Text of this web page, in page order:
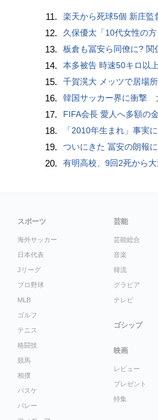
11. 楽天から死球5個 新庄監
12. 久保優太「10代女性の方
13. 板倉も冨安ら同僚に? 関
14. 本多被告 時速50キロ以
15. 千賀滉大 メッツで居場
16. 韓国サッカー界に衝撃 大韓サッカー協会に外国人審判へ
17. FIFA会長 愛人へ多額の
18. 「2010年生まれ」事実
19. ついにきた 冨安の朗報に
20. 有明高校、9回2死から
スポーツ
海外サッカー
日本代表
Jリーグ
プロ野球
MLB
ゴルフ
テニス
格闘技
競馬
相撲
バスケ
バレー
芸能
芸能総合
音楽
韓流
グラビア
テレビ
ゴシップ
映画
レビュー
プレゼント
特集